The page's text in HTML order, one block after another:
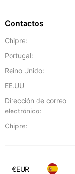
Contactos
Chipre:
Portugal:
Reino Unido:
EE.UU:
Dirección de correo
electrónico:
Chipre:
€EUR